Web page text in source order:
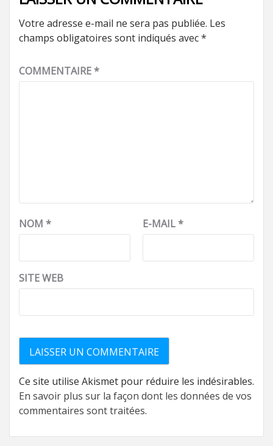
Votre adresse e-mail ne sera pas publiée. Les
champs obligatoires sont indiqués avec*
COMMENTAIRE*
NOM * E-MAIL*
SITE WEB
Ce site utilise Akismet pour réduire les indésirables.
En savoir plus sur la façon dont les données de vos
commentaires sont traitées.